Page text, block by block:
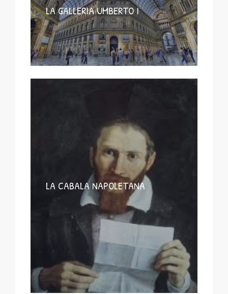
LA GALLERIA UMBERTO I
LA CABALA NAPOLETANA